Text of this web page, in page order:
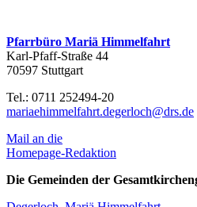
Pfarrbüro Mariä Himmelfahrt
Karl-Pfaff-Straße 44
70597 Stuttgart
Tel.: 0711 252494-20
mariaehimmelfahrt.degerloch@drs.de
Mail an die
Homepage-Redaktion
Die Gemeinden der